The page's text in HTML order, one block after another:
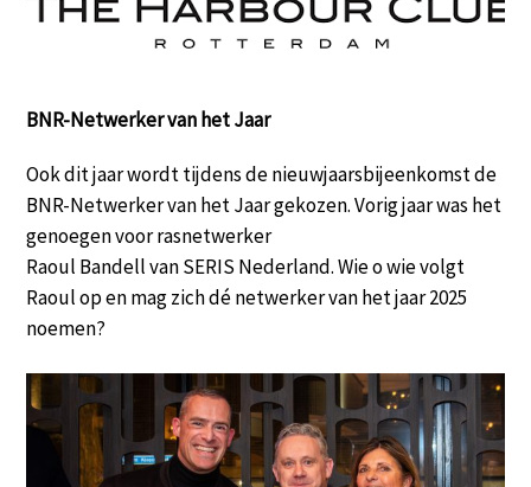
BNR-Netwerker van het Jaar
Ook dit jaar wordt tijdens de nieuwjaarsbijeenkomst de
BNR-Netwerker van het Jaar gekozen. Vorig jaar was het
genoegen voor rasnetwerker
Raoul Bandell van SERIS Nederland. Wie o wie volgt
Raoul op en mag zich dé netwerker van het jaar 2025
noemen?